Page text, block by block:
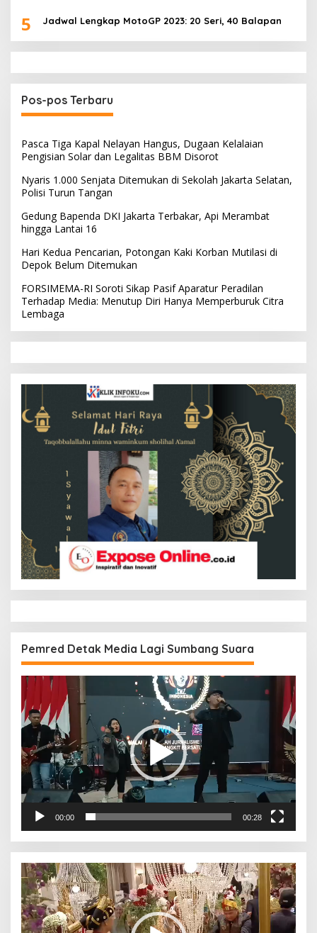
5 Jadwal Lengkap MotoGP 2023: 20 Seri, 40 Balapan
Pos-pos Terbaru
Pasca Tiga Kapal Nelayan Hangus, Dugaan Kelalaian
Pengisian Solar dan Legalitas BBM Disorot
Nyaris 1.000 Senjata Ditemukan di Sekolah Jakarta Selatan,
Polisi Turun Tangan
Gedung Bapenda DKI Jakarta Terbakar, Api Merambat
hingga Lantai 16
Hari Kedua Pencarian, Potongan Kaki Korban Mutilasi di
Depok Belum Ditemukan
FORSIMEMA-RI Soroti Sikap Pasif Aparatur Peradilan
Terhadap Media: Menutup Diri Hanya Memperburuk Citra
Lembaga
Pemred Detak Media Lagi Sumbang Suara
Pemutar
Video
00:00 00:28
Pemutar
Video